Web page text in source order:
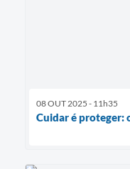
08 OUT 2025 - 11h35
Cuidar é proteger: